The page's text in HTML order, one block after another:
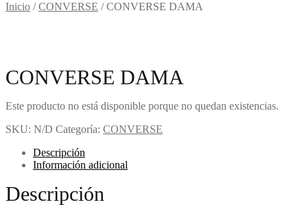
Inicio /CONVERSE /CONVERSE DAMA
CONVERSE DAMA
Este producto no está disponible porque no quedan existencias.
SKU: N/D Categoría: CONVERSE
Descripción
Información adicional
Descripción